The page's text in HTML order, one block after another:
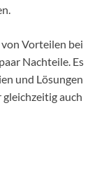
Vorteilen bei
Nachteile. Es
und Lösungen
auch